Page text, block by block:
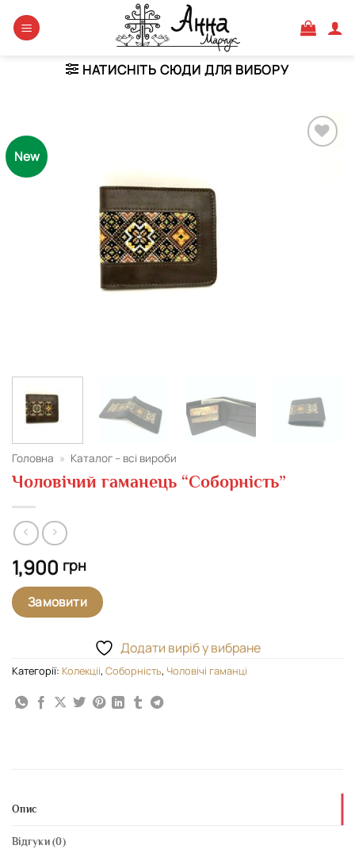
НАТИСНІТЬ СЮДИ ДЛЯ ВИБОРУ
New
Головна » Каталог – всі вироби
Чоловічий гаманець “Соборність”
1,900 грн
Замовити
Додати виріб у вибране
Категорії: Колекціі, Соборність, Чоловічі гаманці
Опис
Відгуки (0)